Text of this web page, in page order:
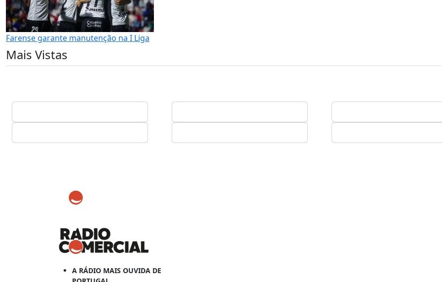
Farense garante manutenção na I Liga
Mais Vistas
A RÁDIO MAIS OUVIDA DE